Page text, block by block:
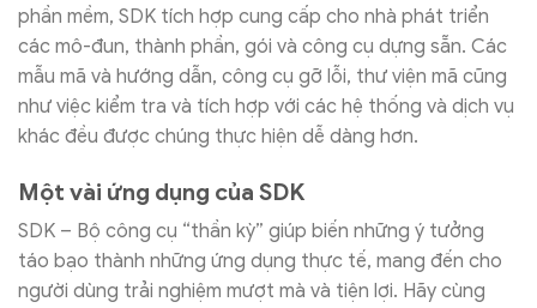
phần mềm, SDK tích hợp cung cấp cho nhà phát triển
các mô-đun, thành phần, gói và công cụ dựng sẵn. Các
mẫu mã và hướng dẫn, công cụ gỡ lỗi, thư viện mã cũng
như việc kiểm tra và tích hợp với các hệ thống và dịch vụ
khác đều được chúng thực hiện dễ dàng hơn.
Một vài ứng dụng của SDK
SDK – Bộ công cụ “thần kỳ” giúp biến những ý tưởng
táo bạo thành những ứng dụng thực tế, mang đến cho
người dùng trải nghiệm mượt mà và tiện lợi. Hãy cùng